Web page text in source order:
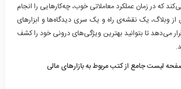
که در زمان عملکرد معاملاتی خوب، چه‌کارهایی را انجام
از وبلاگ، یک نقشه‌ی راه و یک سری دیدگاه‌ها و ابزارهای
قرار می‌دهد تا بتوانید بهترین ویژگی‌های درونی خود را کشف
لیست جامع از کتب مربوط به بازارهای مالی